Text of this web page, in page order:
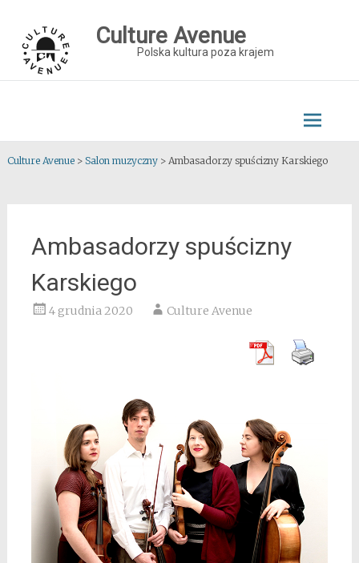
content
Culture Avenue
Polska kultura poza krajem
Culture Avenue> Salon muzyczny> Ambasadorzy spuścizny Karskiego
Ambasadorzy spuścizny
Karskiego
4 grudnia 2020 Culture Avenue